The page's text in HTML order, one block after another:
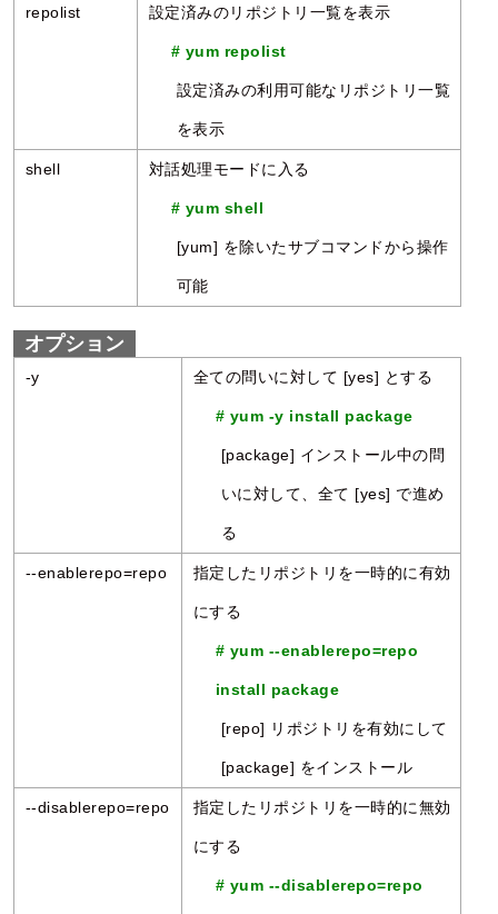
repolist 設定済みのリポジトリ一覧を表示
# yum repolist
設定済みの利用可能なリポジトリ一覧
を表示
shell 対話処理モードに入る
# yum shell
[yum] を除いたサブコマンドから操作
可能
オプション
-y 全ての問いに対して [yes] とする
# yum -y install package
[package] インストール中の問
いに対して、全て [yes] で進め
る
--enablerepo=repo 指定したリポジトリを一時的に有効
にする
# yum --enablerepo=repo
install package
[repo] リポジトリを有効にして
[package] をインストール
--disablerepo=repo 指定したリポジトリを一時的に無効
にする
# yum --disablerepo=repo